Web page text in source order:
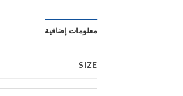
معلومات إضافية
SIZE